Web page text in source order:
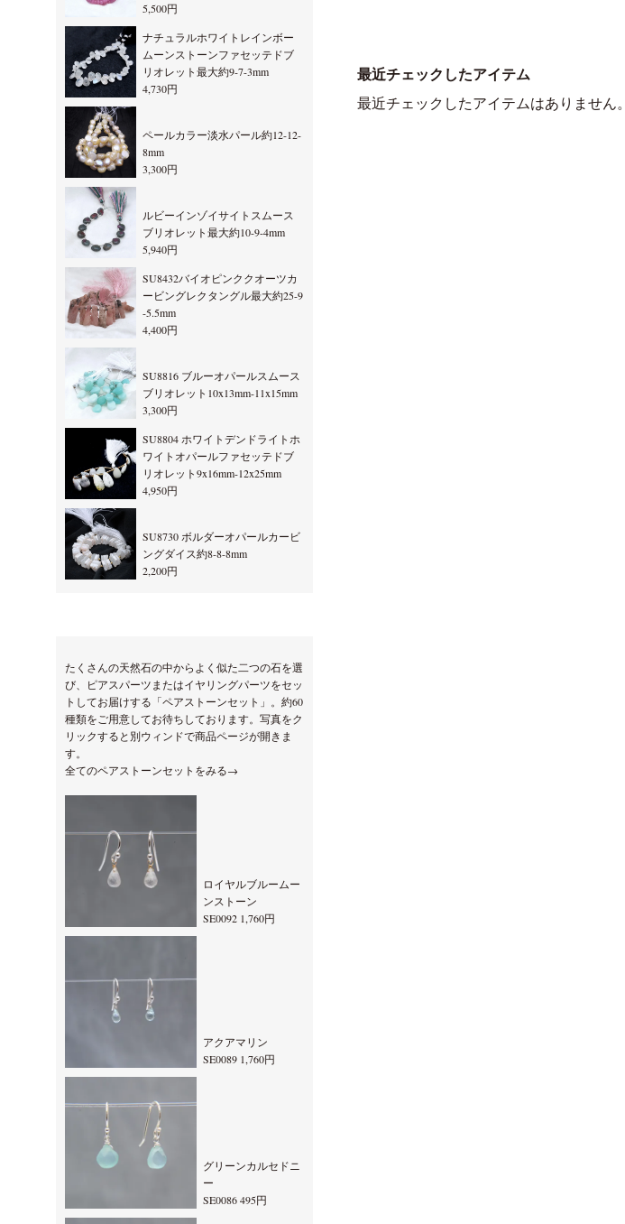
最近チェックしたアイテム
最近チェックしたアイテムはありません。
5,500円
ナチュラルホワイトレインボー
ムーンストーンファセッテドブ
リオレット最大約9-7-3mm
4,730円
ペールカラー淡水パール約12-12-
8mm
3,300円
ルビーインゾイサイトスムース
ブリオレット最大約10-9-4mm
5,940円
SU8432バイオピンククオーツカ
ービングレクタングル最大約25-9
-5.5mm
4,400円
SU8816 ブルーオパールスムース
ブリオレット10x13mm-11x15mm
3,300円
SU8804 ホワイトデンドライトホ
ワイトオパールファセッテドブ
リオレット9x16mm-12x25mm
4,950円
SU8730 ボルダーオパールカービ
ングダイス約8-8-8mm
2,200円
たくさんの天然石の中からよく似た二つの石を選
び、ピアスパーツまたはイヤリングパーツをセッ
トしてお届けする「ペアストーンセット」。約60
種類をご用意してお待ちしております。写真をク
リックすると別ウィンドで商品ページが開きま
す。
全てのペアストーンセットをみる→
ロイヤルブルームー
ンストーン
SE0092 1,760円
アクアマリン
SE0089 1,760円
グリーンカルセドニ
ー
SE0086 495円